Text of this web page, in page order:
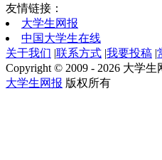
友情链接：
大学生网报
中国大学生在线
关于我们 |联系方式 |我要投稿 |
Copyright © 2009 - 2026 大学生
大学生网报 版权所有